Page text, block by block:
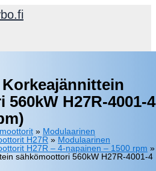
H27R-4001-4
» Modulaarinen
H27R » Modulaarinen
H27R – 4-napainen – 1500 rpm »
sähkömoottori 560kW H27R-4001-4